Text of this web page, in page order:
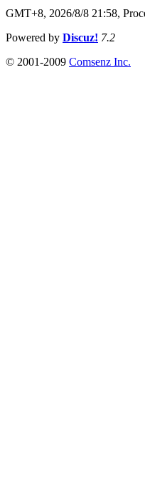
GMT+8, 2026/8/8 21:58,
Powered by Discuz! 7.2
© 2001-2009 Comsenz Inc.